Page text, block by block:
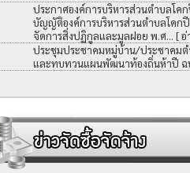
ประกาศองค์การบริหารส่วนตำบลโค
บัญญัติองค์การบริหารส่วนตำบลโคกปี
จัดการสิ่งปฏิกูลและมูลฝอย พ.ศ... [ อ่
ประชุมประชาคมหมู่บ้าน/ประชาคม
และทบทวนแผนพัฒนาท้องถิ่นห้าปี ฉ